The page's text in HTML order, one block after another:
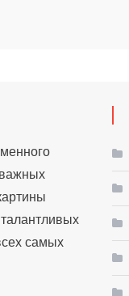
важных
самых